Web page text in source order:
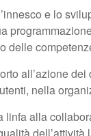
e lo
delle
all’azione
nella
alla